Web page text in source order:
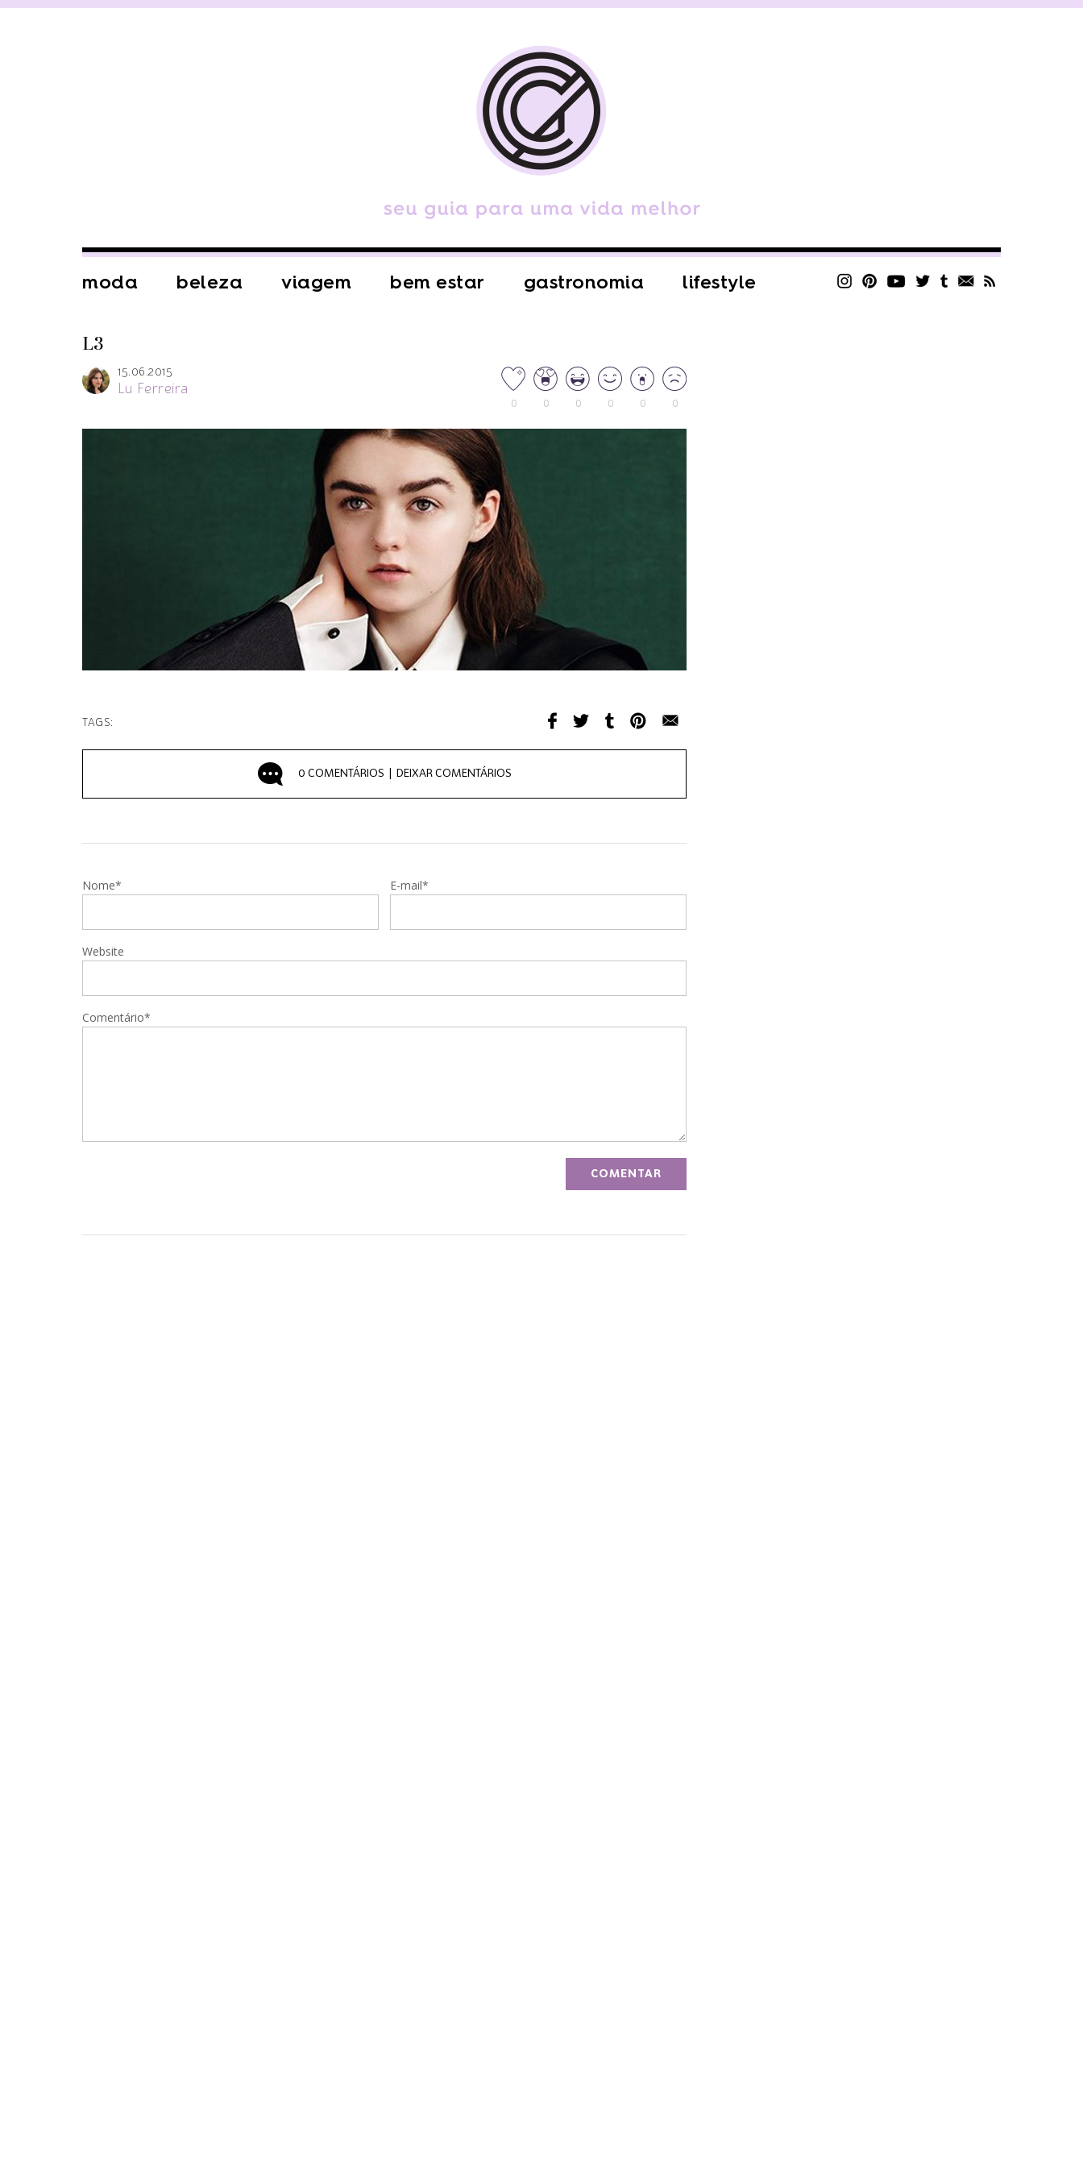
moda beleza viagem bem estar gastronomia lifestyle
L3
15.06.2015
Lu Ferreira
0 0 0 0 0 0
TAGS:
0 COMENTÁRIOS | DEIXAR COMENTÁRIOS
Nome* E-mail*
Website
Comentário*